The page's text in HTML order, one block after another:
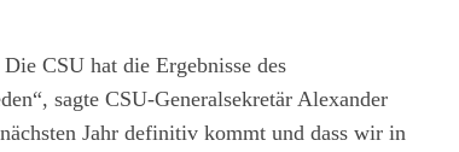
CSU hat die Ergebnisse des
sagte CSU-Generalsekretär Alexander
Jahr definitiv kommt und dass wir in